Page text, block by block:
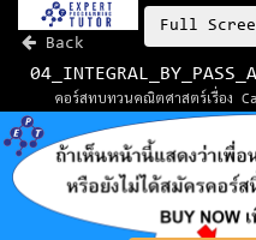
Back
Full
คอร์สทบทวนคณิตศาสตร์เรื่อง